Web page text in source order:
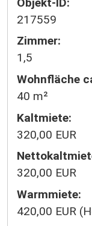
217559
Zimmer:
1,5
Wohnfläche
40 m²
Kaltmiete:
320,00 EUR
320,00 EUR
Warmmiete:
420,00 EUR